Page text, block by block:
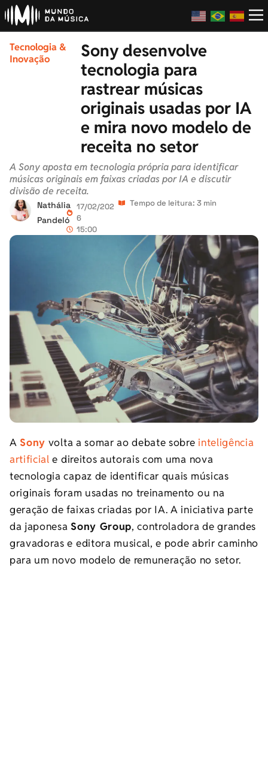
Tecnologia &
Inovação
Sony desenvolve
tecnologia para
rastrear músicas
originais usadas por IA
e mira novo modelo de
receita no setor
A Sony aposta em tecnologia própria para identificar
músicas originais em faixas criadas por IA e discutir
divisão de receita.
Nathália
Pandeló
17/02/202
6
15:00
Tempo de leitura: 3 min
ASony volta a somar ao debate sobre inteligência
artificial e direitos autorais com uma nova
tecnologia capaz de identificar quais músicas
originais foram usadas no treinamento ou na
geração de faixas criadas por IA. A iniciativa parte
da japonesaSony Group, controladora de grandes
gravadoras e editora musical, e pode abrir caminho
para um novo modelo de remuneração no setor.